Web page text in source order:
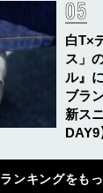
白T×
ス」
ル』
ブラ
新ス
DAY9
ランキングをも